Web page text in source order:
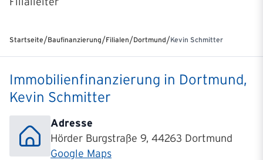
Startseite/Baufinanzierung/Filialen/Dortmund/Kevin Schmitter
Immobilienfinanzierung in Dortmund,
Kevin Schmitter
Adresse
Hörder Burgstraße 9, 44263 Dortmund
Google Maps